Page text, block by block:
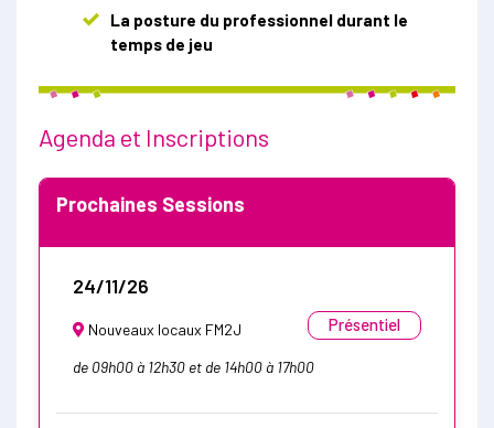
La posture du professionnel durant le
temps de jeu
Agenda et Inscriptions
Prochaines Sessions
24/11/26
Présentiel
Nouveaux locaux FM2J
de 09h00 à 12h30 et de 14h00 à 17h00